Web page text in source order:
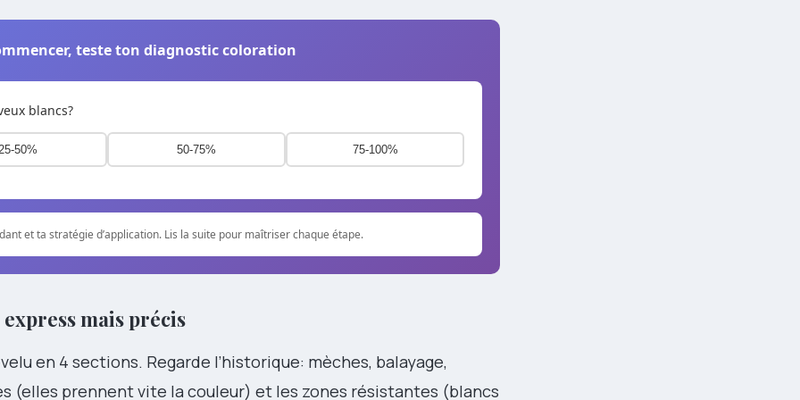
teste ton diagnostic coloration
blancs?
50% 50-75% 75-100%
et ta stratégie d’application. Lis la suite pour maîtriser chaque étape.
mais précis
en 4 sections. Regarde l’historique: mèches, balayage,
(elles prennent vite la couleur) et les zones résistantes (blancs